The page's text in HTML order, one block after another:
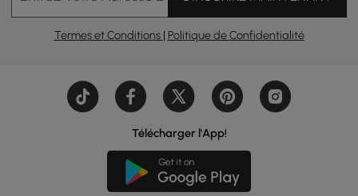
Termes et Conditions | Politique de Confidentialité
Télécharger l'App!